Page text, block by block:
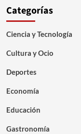
Categorías
Ciencia y Tecnología
Cultura y Ocio
Deportes
Economía
Educación
Gastronomía